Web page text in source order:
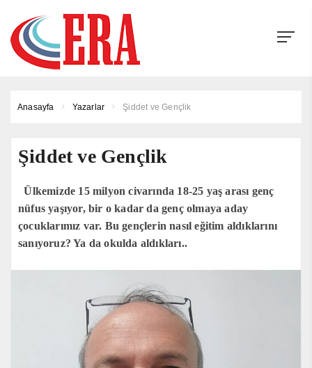
Anasayfa Yazarlar Şiddet ve Gençlik
Şiddet ve Gençlik
Ülkemizde 15 milyon civarında 18-25 yaş arası genç
nüfus yaşıyor, bir o kadar da genç olmaya aday
çocuklarımız var. Bu gençlerin nasıl eğitim aldıklarını
sanıyoruz? Ya da okulda aldıkları..